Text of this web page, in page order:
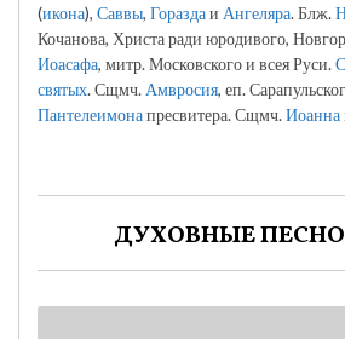
(икона), Саввы, Гораздаи Ангеляра. Блж.
Кочанова, Христа ради юродивого,
Иоасафа, митр. Московского и всея Руси.
святых. Сщмч. Амвросия, еп.
Пантелеимонапресвитера. Сщмч.Иоанна
ДУХОВНЫЕ